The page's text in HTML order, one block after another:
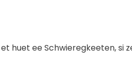
huet ee Schwieregkeeten, si